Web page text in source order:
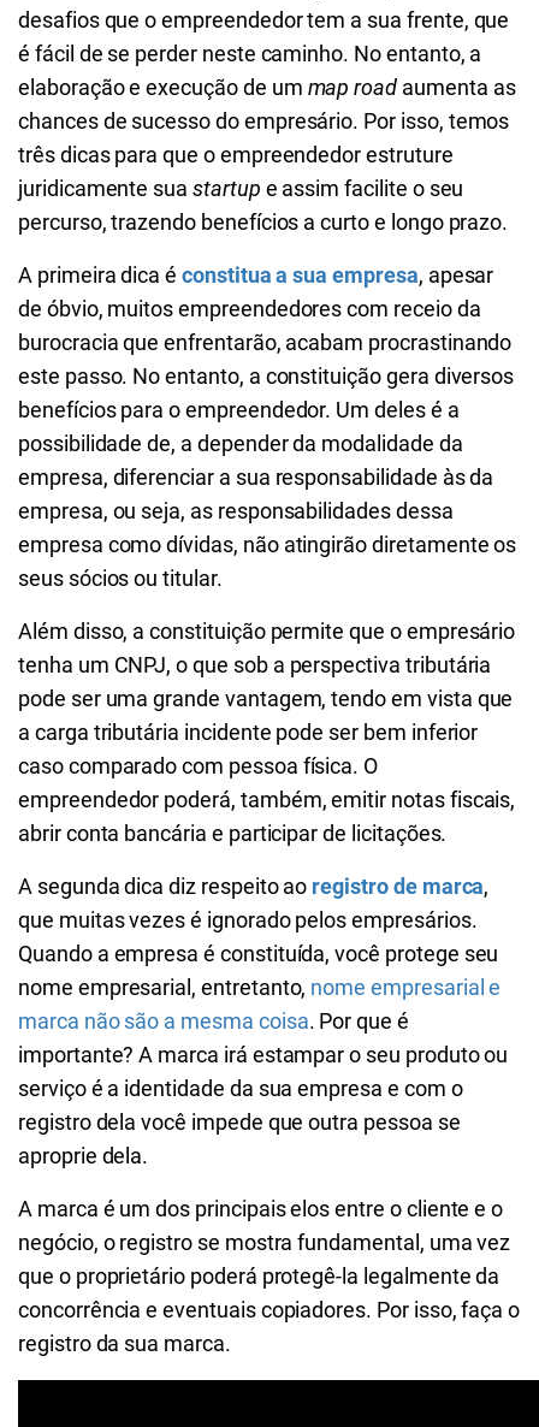
desafios que o empreendedor tem a sua frente, que
é fácil de se perder neste caminho. No entanto, a
elaboração e execução de um map road aumenta as
chances de sucesso do empresário. Por isso, temos
três dicas para que o empreendedor estruture
juridicamente suastartup e assim facilite o seu
percurso, trazendo benefícios a curto e longo prazo.
A primeira dica éconstitua a sua empresa, apesar
de óbvio, muitos empreendedores com receio da
burocracia que enfrentarão, acabam procrastinando
este passo. No entanto, a constituição gera diversos
benefícios para o empreendedor. Um deles é a
possibilidade de, a depender da modalidade da
empresa, diferenciar a sua responsabilidade às da
empresa, ou seja, as responsabilidades dessa
empresa como dívidas, não atingirão diretamente os
seus sócios ou titular.
Além disso, a constituição permite que o empresário
tenha um CNPJ, o que sob a perspectiva tributária
pode ser uma grande vantagem, tendo em vista que
a carga tributária incidente pode ser bem inferior
caso comparado com pessoa física. O
empreendedor poderá, também, emitir notas fiscais,
abrir conta bancária e participar de licitações.
A segunda dica diz respeito ao registro de marca,
que muitas vezes é ignorado pelos empresários.
Quando a empresa é constituída, você protege seu
nome empresarial, entretanto, nome empresarial e
marca não são a mesma coisa. Por que é
importante? A marca irá estampar o seu produto ou
serviço é a identidade da sua empresa e com o
registro dela você impede que outra pessoa se
aproprie dela.
A marca é um dos principais elos entre o cliente e o
negócio, o registro se mostra fundamental, uma vez
que o proprietário poderá protegê-la legalmente da
concorrência e eventuais copiadores. Por isso, faça o
registro da sua marca.